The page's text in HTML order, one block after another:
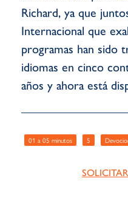
Richard, ya que
Internacional que
programas han sido
idiomas en cinco
años y ahora está
01 a 05 minutos 5